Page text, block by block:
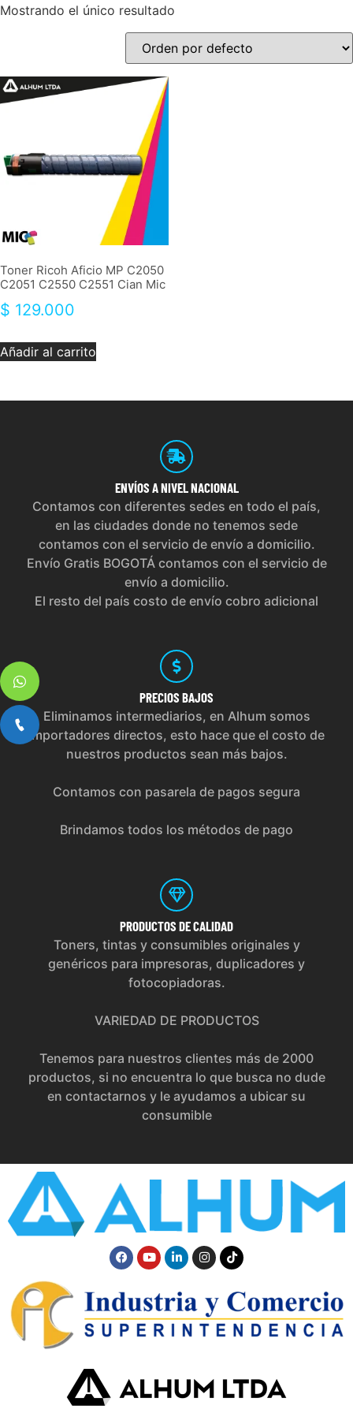
Mostrando el único resultado
Toner Ricoh Aficio MP C2050
C2051 C2550 C2551 Cian Mic
$ 129.000
Añadir al carrito
ENVÍOS A NIVEL NACIONAL
Contamos con diferentes sedes en todo el país,
en las ciudades donde no tenemos sede
contamos con el servicio de envío a domicilio.
Envío Gratis BOGOTÁ contamos con el servicio de
envío a domicilio.
El resto del país costo de envío cobro adicional
PRECIOS BAJOS
Eliminamos intermediarios, en Alhum somos
importadores directos, esto hace que el costo de
nuestros productos sean más bajos.
Contamos con pasarela de pagos segura
Brindamos todos los métodos de pago
PRODUCTOS DE CALIDAD
Toners, tintas y consumibles originales y
genéricos para impresoras, duplicadores y
fotocopiadoras.
VARIEDAD DE PRODUCTOS
Tenemos para nuestros clientes más de 2000
productos, si no encuentra lo que busca no dude
en contactarnos y le ayudamos a ubicar su
consumible